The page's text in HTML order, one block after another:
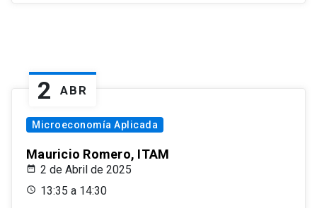
2 ABR
Microeconomía Aplicada
Mauricio Romero, ITAM
2 de Abril de 2025
13:35 a 14:30